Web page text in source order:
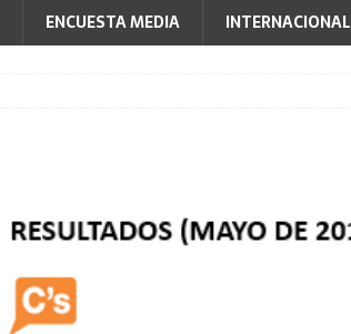
ENCUESTA MEDIA INTERNACIONAL